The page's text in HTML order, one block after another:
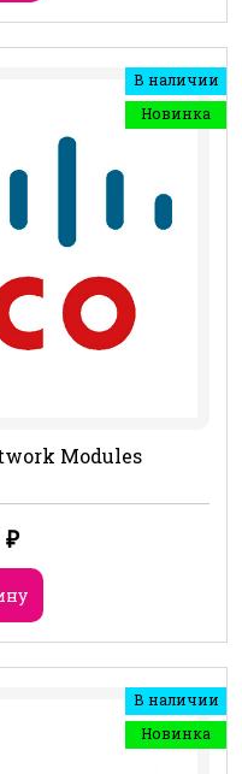
В наличии
Новинка
Modules
₽
В наличии
Новинка